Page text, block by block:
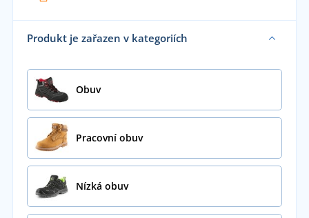
Produkt je zařazen v kategoriích
Obuv
Pracovní obuv
Nízká obuv